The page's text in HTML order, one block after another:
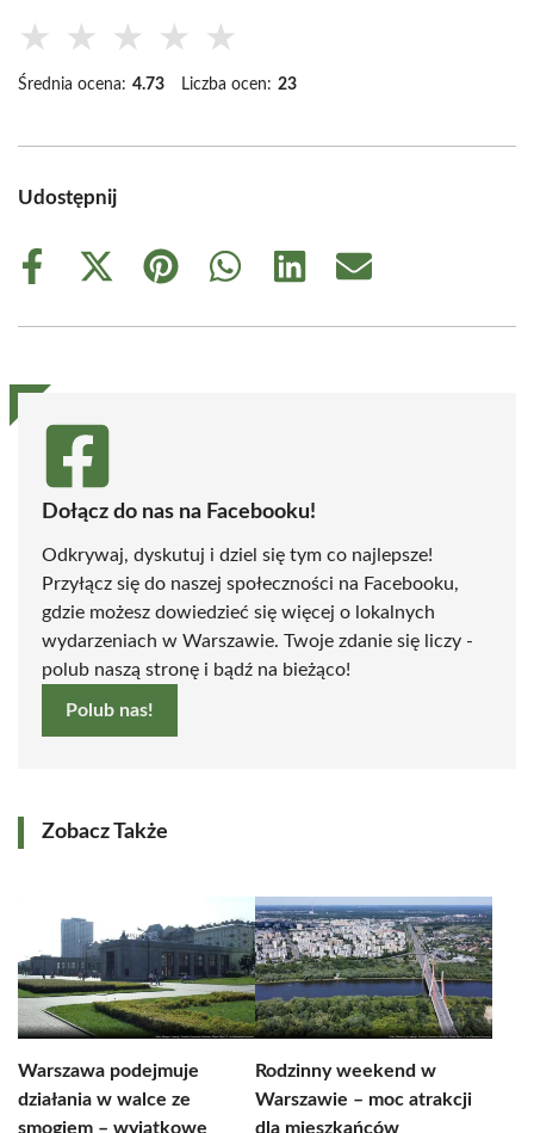
★ ★ ★ ★ ★
Średnia ocena: 4.73 Liczba ocen: 23
Udostępnij
Share
Share
(Twitter)
Share
Share
Share
Share
Dołącz do nas na Facebooku!
Odkrywaj, dyskutuj i dziel się tym co najlepsze!
Przyłącz się do naszej społeczności na Facebooku,
gdzie możesz dowiedzieć się więcej o lokalnych
wydarzeniach w Warszawie. Twoje zdanie się liczy -
polub naszą stronę i bądź na bieżąco!
Polub nas!
Zobacz Także
Warszawa podejmuje
działania w walce ze
smogiem – wyjątkowe
Rodzinny weekend w
Warszawie – moc atrakcji
dla mieszkańców